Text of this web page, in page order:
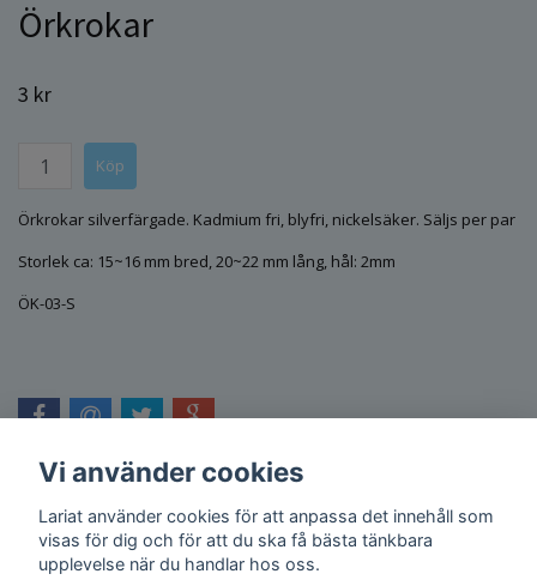
Örkrokar
3 kr
Örkrokar silverfärgade. Kadmium fri, blyfri, nickelsäker. Säljs per par
Storlek ca: 15~16 mm bred, 20~22 mm lång, hål: 2mm
ÖK-03-S
Vi använder cookies
Lariat använder cookies för att anpassa det innehåll som
visas för dig och för att du ska få bästa tänkbara
upplevelse när du handlar hos oss.